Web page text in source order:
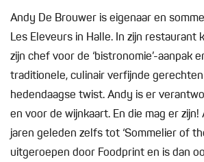
Andy De Brouwer is eigenaar en
Les Eleveurs in Halle. In zijn restaurant
zijn chef voor de ‘bistronomie’-aanpak
traditionele, culinair verfijnde
hedendaagse twist. Andy is er
en voor de wijnkaart. En die mag er
jaren geleden zelfs tot ‘Sommelier of
uitgeroepen door Foodprint en is dan